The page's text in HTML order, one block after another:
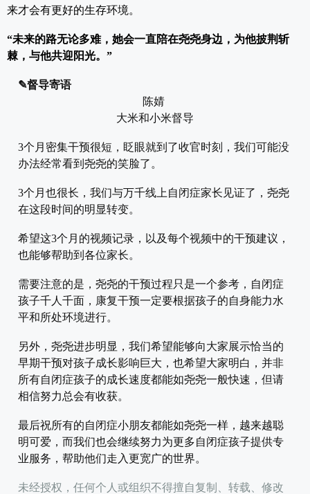
来才会有更好的生存环境。
“未来的路无论多难，她会一直陪在尧尧身边，为他披荆斩
棘，与他共迎阳光。”
✎督导寄语
陈婧
大米和小米督导
3个月密集干预很短，眨眼就到了收官时刻，我们可能没
办法经常看到尧尧的笑脸了。
3个月也很长，我们与万千线上自闭症家长见证了，尧尧
在这段时间的明显转变。
希望这3个月的视频记录，以及每个视频中的干预建议，
也能够帮助到各位家长。
需要注意的是，尧尧的干预过程只是一个参考，自闭症
孩子千人千面，康复干预一定要根据孩子的自身能力水
平和所处环境进行。
另外，尧尧进步明显，我们希望能够向大家展示恰当的
早期干预对孩子成长影响巨大，也希望大家明白，并非
所有自闭症孩子的成长速度都能如尧尧一般快速，但请
相信努力总会有收获。
最后祝所有的自闭症小朋友都能如尧尧一样，越来越聪
明可爱，而我们也会继续努力为更多自闭症孩子提供专
业服务，帮助他们走入更宽广的世界。
未经授权，任何个人或组织不得擅自复制、转载、修改